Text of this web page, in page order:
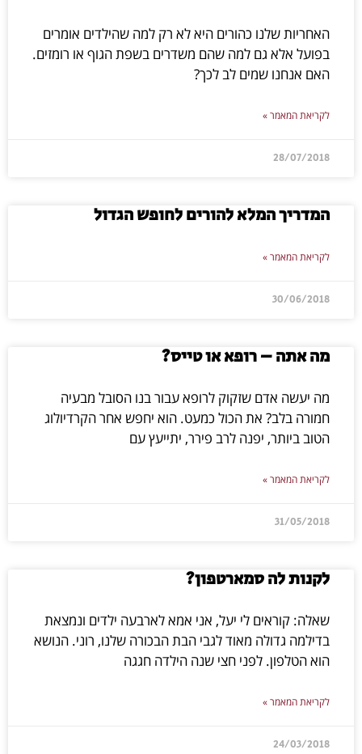
האחריות שלנו כהורים היא לא רק למה שהילדים אומרים
בפועל אלא גם למה שהם משדרים בשפת הגוף או רומזים.
האם אנחנו שמים לב לכך?
לקריאת המאמר »
28/07/2018
המדריך המלא להורים לחופש הגדול
לקריאת המאמר »
30/06/2018
מה אתה – רופא או טייס?
מה יעשה אדם שזקוק לרופא עבור בנו הסובל מבעיה
חמורה בלב? את הכול כמעט. הוא יחפש אחר הקרדיולוג
הטוב ביותר, יפנה לרב פירר, יתייעץ עם
לקריאת המאמר »
31/05/2018
לקנות לה סמארטפון?
שאלה: קוראים לי יעל, אני אמא לארבעה ילדים ונמצאת
בדילמה גדולה מאוד לגבי הבת הבכורה שלנו, רוני. הנושא
הוא הטלפון. לפני חצי שנה הילדה חגגה
לקריאת המאמר »
24/03/2018
סרטוני השראה וכלים מעולים לחיים: